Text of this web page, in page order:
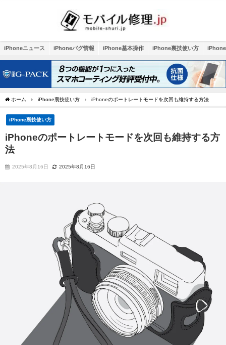
iPhoneニュース iPhoneバグ情報 iPhone基本操作 iPhone裏技使い方
ホーム iPhone裏技使い方 iPhoneのポートレートモードを次回も維持する方法
iPhone裏技使い方
iPhoneのポートレートモードを次回も維持する方
法
2025年8月16日 2025年8月16日